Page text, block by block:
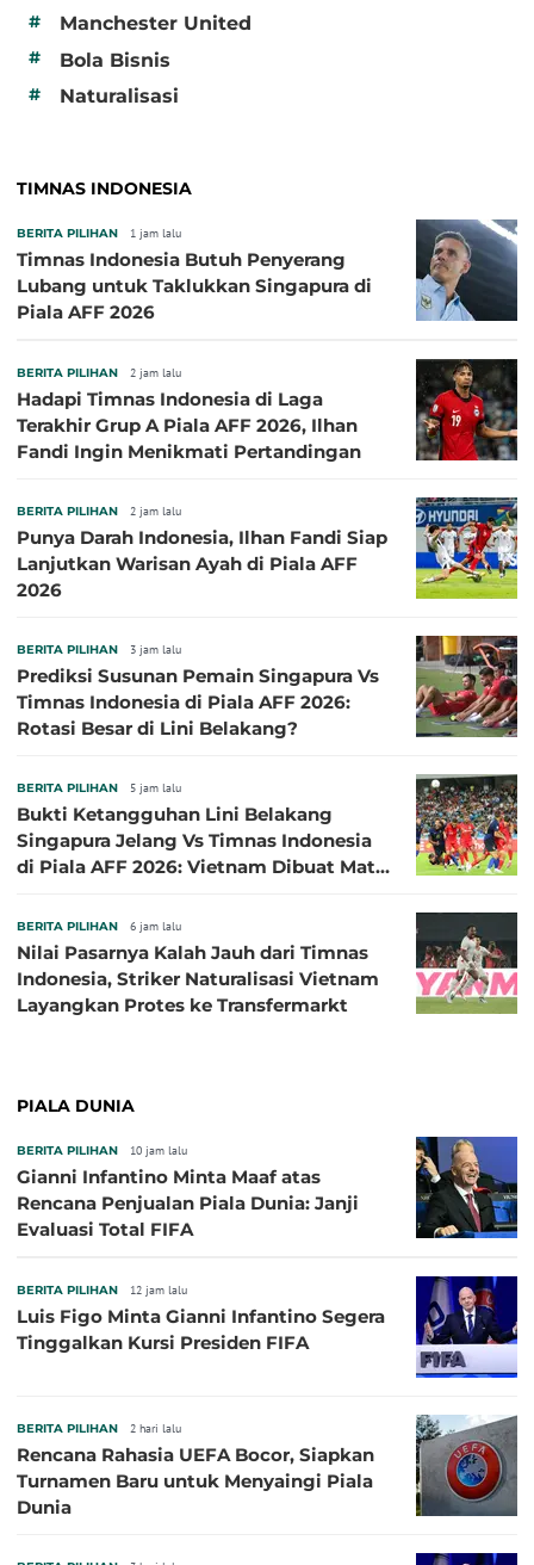
# Manchester United
# Bola Bisnis
# Naturalisasi
TIMNAS INDONESIA
BERITA PILIHAN 1 jam lalu
Timnas Indonesia Butuh Penyerang
Lubang untuk Taklukkan Singapura di
Piala AFF 2026
BERITA PILIHAN 2 jam lalu
Hadapi Timnas Indonesia di Laga
Terakhir Grup A Piala AFF 2026, Ilhan
Fandi Ingin Menikmati Pertandingan
BERITA PILIHAN 2 jam lalu
Punya Darah Indonesia, Ilhan Fandi Siap
Lanjutkan Warisan Ayah di Piala AFF
2026
BERITA PILIHAN 3 jam lalu
Prediksi Susunan Pemain Singapura Vs
Timnas Indonesia di Piala AFF 2026:
Rotasi Besar di Lini Belakang?
BERITA PILIHAN 5 jam lalu
Bukti Ketangguhan Lini Belakang
Singapura Jelang Vs Timnas Indonesia
di Piala AFF 2026: Vietnam Dibuat Mati
BERITA PILIHAN 6 jam lalu
Nilai Pasarnya Kalah Jauh dari Timnas
Indonesia, Striker Naturalisasi Vietnam
Layangkan Protes ke Transfermarkt
PIALA DUNIA
BERITA PILIHAN 10 jam lalu
Gianni Infantino Minta Maaf atas
Rencana Penjualan Piala Dunia: Janji
Evaluasi Total FIFA
BERITA PILIHAN 12 jam lalu
Luis Figo Minta Gianni Infantino Segera
Tinggalkan Kursi Presiden FIFA
BERITA PILIHAN 2 hari lalu
Rencana Rahasia UEFA Bocor, Siapkan
Turnamen Baru untuk Menyaingi Piala
Dunia